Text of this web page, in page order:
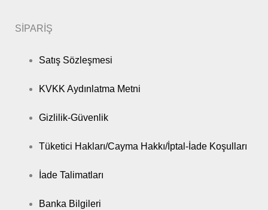
SİPARİŞ
Satış Sözleşmesi
KVKK Aydınlatma Metni
Gizlilik-Güvenlik
Tüketici Hakları/Cayma Hakkı/İptal-İade Koşulları
İade Talimatları
Banka Bilgileri